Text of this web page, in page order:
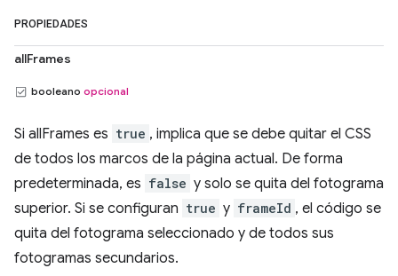
PROPIEDADES
allFrames
booleano opcional
Si allFrames es true , implica que se debe quitar el CSS
de todos los marcos de la página actual. De forma
predeterminada, es false y solo se quita del fotograma
superior. Si se configuran true y frameId , el código se
quita del fotograma seleccionado y de todos sus
fotogramas secundarios.